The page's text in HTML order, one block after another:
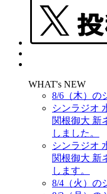
WHAT's NEW
8/6（木）の
シンラジオ
関根御大 新
しました。
シンラジオ
関根御大 新
します。
8/4（火）の